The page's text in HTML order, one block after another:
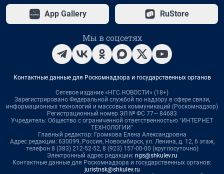
App Gallery RuStore
Мы в соцсетях
Контактные данные для Роскомнадзора и государственных органов
Сетевое издание «НГС.НОВОСТИ» (18+)
Зарегистрировано Федеральной службой по надзору в сфере связи,
информационных технологий и массовых коммуникаций (Роскомнадзор)
Регистрационный номер ЭЛ № ФС 77— 84683
Учредитель: Общество с ограниченной ответственностью "ИНТЕРНЕТ
ТЕХНОЛОГИИ"
Главный редактор: Громкова Елена Александровна
Адрес редакции: 630099, Россия, Новосибирск, ул. Ленина, д. 12, 6 этаж,
телефон 8 (383) 212-52-52, 8 (923) 157-00-00 (круглосуточно)
Электронный адрес редакции: ngs@shkulev.ru
Контактные данные для Роскомнадзора и государственных органов:
juristnsk@shkulev.ru